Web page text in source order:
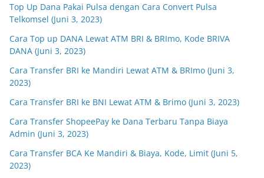
Top Up Dana Pakai Pulsa dengan Cara Convert Pulsa
Telkomsel (Juni 3, 2023)
Cara Top up DANA Lewat ATM BRI & BRImo, Kode BRIVA
DANA (Juni 3, 2023)
Cara Transfer BRI ke Mandiri Lewat ATM & BRImo (Juni 3,
2023)
Cara Transfer BRI ke BNI Lewat ATM & Brimo (Juni 3, 2023)
Cara Transfer ShopeePay ke Dana Terbaru Tanpa Biaya
Admin (Juni 3, 2023)
Cara Transfer BCA Ke Mandiri & Biaya, Kode, Limit (Juni 5,
2023)